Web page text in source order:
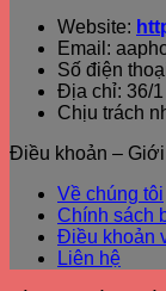
Website:
Email:
Số điện
Địa chỉ: 36/
Chịu trách
Điều khoản –
Về chúng tôi
Chính sách
Điều khoản
Liên hệ